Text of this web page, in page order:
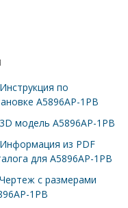
Инструкция по
A5896AP-1PB
3D модель A5896AP-1PB
Информация из PDF
для A5896AP-1PB
Чертеж с размерами
1PB